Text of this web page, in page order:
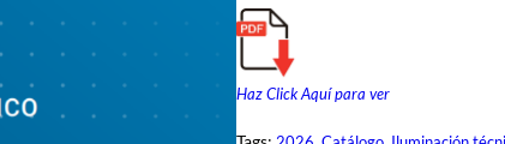
Haz Click Aquí para ver